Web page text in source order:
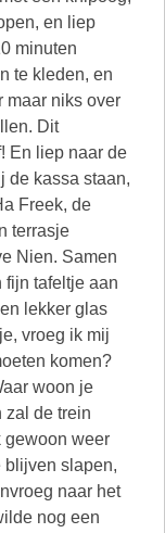
en liep
minuten
te kleden, en
maar niks over
Dit
En liep naar de
de kassa staan,
Freek, de
terrasje
Nien. Samen
fijn tafeltje aan
lekker glas
vroeg ik mij
komen?
woon je
zal de trein
gewoon weer
slapen,
naar het
nog een